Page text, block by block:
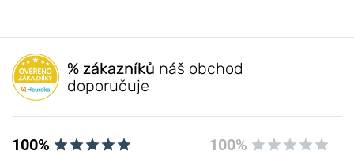
% zákazníků náš obchod
doporučuje
100% 100%